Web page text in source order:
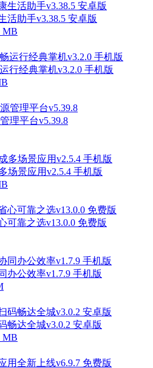
活助手v3.38.5 安卓版
MB
行经典掌机v3.2.0 手机版
理平台v5.39.8
场景应用v2.5.4 手机版
可靠之选v13.0.0 免费版
办公效率v1.7.9 手机版
畅达全城v3.0.2 安卓版
MB